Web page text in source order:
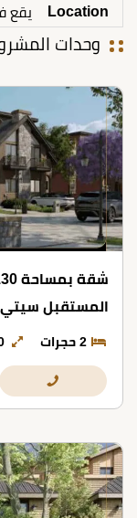
Location يقع
وحدات
المستقبل سيتي
2 حجرات 130 م²